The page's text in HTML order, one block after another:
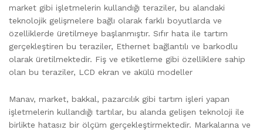
market gibi işletmelerin kullandığı teraziler, bu alandaki
teknolojik gelişmelere bağlı olarak farklı boyutlarda ve
özelliklerde üretilmeye başlanmıştır. Sıfır hata ile tartım
gerçekleştiren bu teraziler, Ethernet bağlantılı ve barkodlu
olarak üretilmektedir. Fiş ve etiketleme gibi özelliklere sahip
olan bu teraziler, LCD ekran ve akülü modeller
Manav, market, bakkal, pazarcılık gibi tartım işleri yapan
işletmelerin kullandığı tartılar, bu alanda gelişen teknoloji ile
birlikte hatasız bir ölçüm gerçekleştirmektedir. Markalarına ve